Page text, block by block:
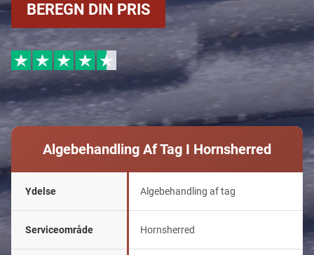
BEREGN DIN PRIS
Algebehandling Af Tag I Hornsherred
Ydelse Algebehandling af tag
Serviceområde Hornsherred